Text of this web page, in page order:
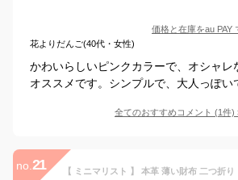
価格と在庫をau PAY
花よりだんご(40代・女性)
かわいらしいピンクカラーで、オシャレ
オススメです。シンプルで、大人っぽい
全てのおすすめコメント (1件)
no. 21